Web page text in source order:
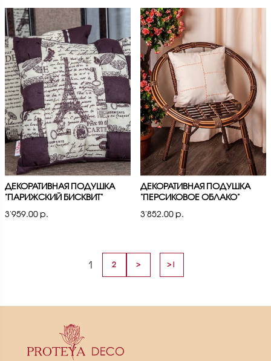
ДЕКОРАТИВНАЯ ПОДУШКА
"ПАРИЖСКИЙ БИСКВИТ"
3'959.00 р.
ДЕКОРАТИВНАЯ ПОДУШКА
"ПЕРСИКОВОЕ ОБЛАКО"
3'852.00 р.
1 2 > >|